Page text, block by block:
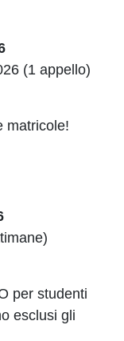
(1 appello)
matricole!
per studenti
esclusi gli